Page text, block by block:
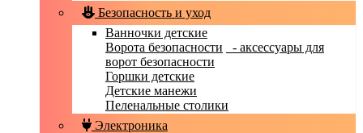
Безопасность и уход
Ванночки детские
Ворота безопасности
- аксессуары для
ворот безопасности
Горшки детские
Детские манежи
Пеленальные столики
Электроника